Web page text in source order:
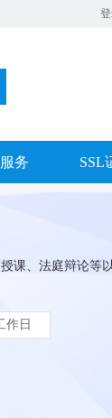
务 SSL
课、法庭辩论等
作日